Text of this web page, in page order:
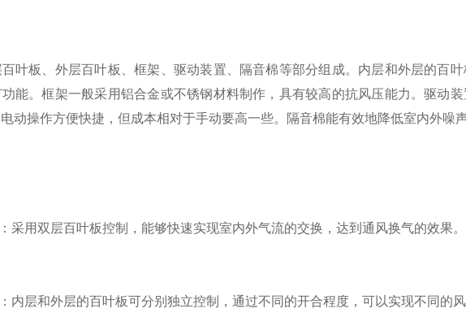
板、外层百叶板、框架、驱动装置、隔音棉等部分组成。内层和外层的百叶
能。框架一般采用铝合金或不锈钢材料制作，具有较高的抗风压能力。驱动
动操作方便快捷，但成本相对于手动要高一些。隔音棉能有效地降低室内外噪声
用双层百叶板控制，能够快速实现室内外气流的交换，达到通风换气的效果。
层和外层的百叶板可分别独立控制，通过不同的开合程度，可以实现不同的风